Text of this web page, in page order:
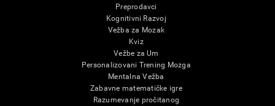
Preprodavci
Kognitivni Razvoj
Vežba za Mozak
Kviz
Vežbe za Um
Personalizovani Trening Mozga
Mentalna Vežba
Zabavne matematičke igre
Razumevanje pročitanog